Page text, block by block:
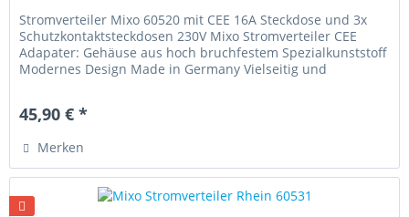
Stromverteiler Mixo 60520 mit CEE 16A Steckdose und 3x
Schutzkontaktsteckdosen 230V Mixo Stromverteiler CEE
Adapater: Gehäuse aus hoch bruchfestem Spezialkunststoff
Modernes Design Made in Germany Vielseitig und
45,90 € *
Merken